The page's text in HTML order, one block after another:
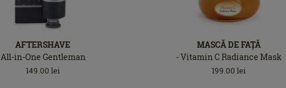
AFTERSHAVE
All-in-One Gentleman
149.00 lei
MASCĂ DE FAȚĂ
- Vitamin C Radiance Mask
199.00 lei